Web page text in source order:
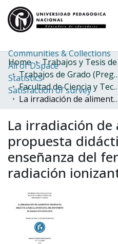
Communities & Collections
All of DSpace
Statistics
Satisfaction of survey
Home
Trabajos y Tesis
Trabajos de
Facultad de Ciencia y Tecnología
La irradiación de alimentos : propuesta didáctica para la enseñanza del fenómeno de radiación ionizante.
La irradiación de
propuesta
enseñanza del
radiación